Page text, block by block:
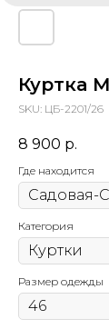
Куртка
SKU: ЦБ-2201/26
8 900 р.
Где находится
Категория
Размер одежды